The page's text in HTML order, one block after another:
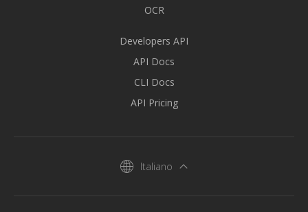
OCR
Developers API
API Docs
CLI Docs
API Pricing
Italiano